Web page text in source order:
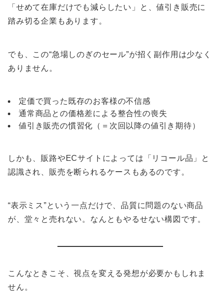
「せめて在庫だけでも減らしたい」と、値引き販売に
踏み切る企業もあります。
でも、この“急場しのぎのセール”が招く副作用は少なく
ありません。
定価で買った既存のお客様の不信感
通常商品との価格差による整合性の喪失
値引き販売の慣習化（＝次回以降の値引き期待）
しかも、販路やECサイトによっては「リコール品」と
認識され、販売を断られるケースもあるのです。
“表示ミス”という一点だけで、品質に問題のない商品
が、堂々と売れない。なんともやるせない構図です。
こんなときこそ、視点を変える発想が必要かもしれま
せん。